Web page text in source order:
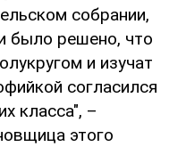
собрании,
было решено, что
и изучат
согласился
класса", –
этого